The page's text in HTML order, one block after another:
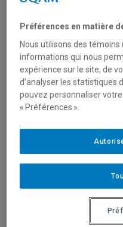
afficher les vidéos
Collation des
l’École des
gestion (4)
Durée:
Préférences en matière
Nous utilisons des
informations qui nous
expérience sur le site, de
d’analyser les statistiques
pouvez personnaliser
« Préférences ».